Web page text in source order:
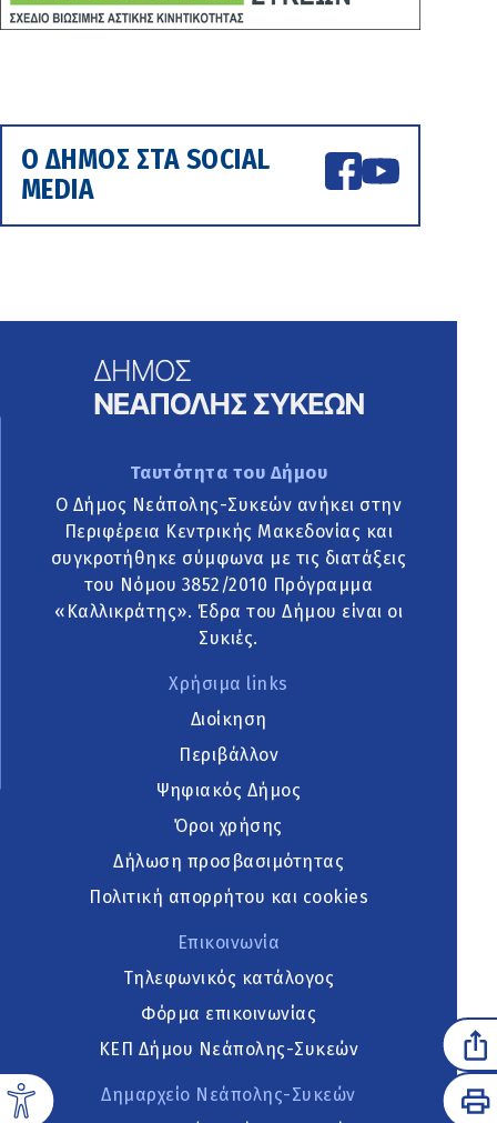
Ο ΔΗΜΟΣ ΣΤΑ SOCIAL
MEDIA
Ταυτότητα του Δήμου
Ο Δήμος Νεάπολης-Συκεών ανήκει στην
Περιφέρεια Κεντρικής Μακεδονίας και
συγκροτήθηκε σύμφωνα με τις διατάξεις
του Νόμου 3852/2010 Πρόγραμμα
«Καλλικράτης». Έδρα του Δήμου είναι οι
Συκιές.
Χρήσιμα links
Διοίκηση
Περιβάλλον
Ψηφιακός Δήμος
Όροι χρήσης
Δήλωση προσβασιμότητας
Πολιτική απορρήτου και cookies
Επικοινωνία
Τηλεφωνικός κατάλογος
Φόρμα επικοινωνίας
ΚΕΠ Δήμου Νεάπολης-Συκεών
Δημαρχείο Νεάπολης-Συκεών